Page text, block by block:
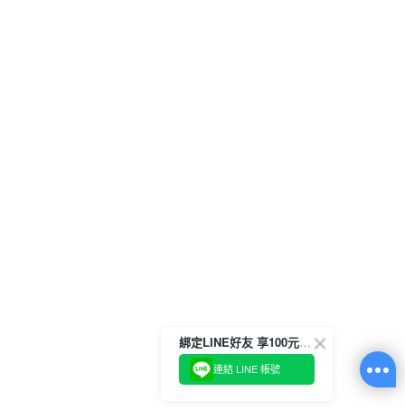
綁定LINE好友 享100元折價券
連結 LINE 帳號